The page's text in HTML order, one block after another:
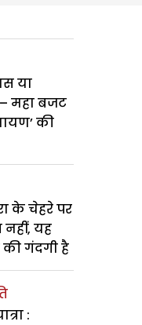
या
महा बजट
की
के चेहरे पर
यह
गंदगी है
: